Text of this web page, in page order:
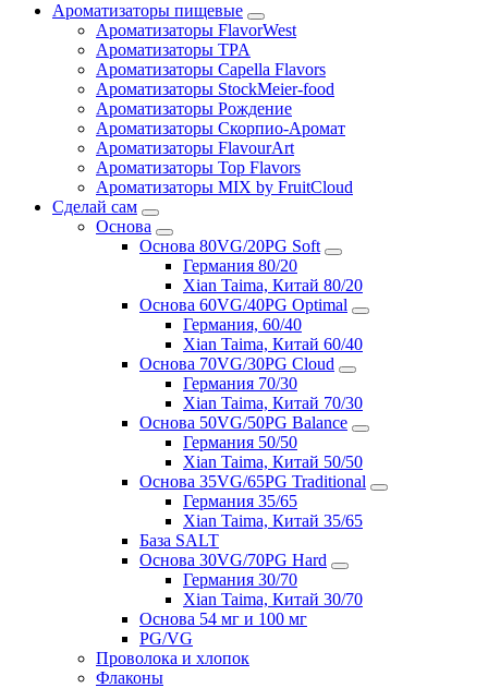
Ароматизаторы пищевые
Ароматизаторы FlavorWest
Ароматизаторы TPA
Ароматизаторы Capella Flavors
Ароматизаторы StockMeier-food
Ароматизаторы Рождение
Ароматизаторы Скорпио-Аромат
Ароматизаторы FlavourArt
Ароматизаторы Top Flavors
Ароматизаторы MIX by FruitCloud
Сделай сам
Основа
Основа 80VG/20PG Soft
Германия 80/20
Xian Taima, Китай 80/20
Основа 60VG/40PG Optimal
Германия, 60/40
Xian Taima, Китай 60/40
Основа 70VG/30PG Cloud
Германия 70/30
Xian Taima, Китай 70/30
Основа 50VG/50PG Balance
Германия 50/50
Xian Taima, Китай 50/50
Основа 35VG/65PG Traditional
Германия 35/65
Xian Taima, Китай 35/65
База SALT
Основа 30VG/70PG Hard
Германия 30/70
Xian Taima, Китай 30/70
Основа 54 мг и 100 мг
PG/VG
Проволока и хлопок
Флаконы